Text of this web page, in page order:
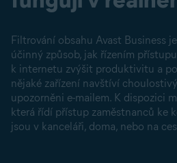
Filtrování obsahu Avast Business
účinný způsob, jak řízením
k internetu zvýšit produktivitu a
nějaké zařízení navštíví
upozorněni e-mailem. K dispozici
která řídí přístup zaměstnanců ke
jsou v kanceláři, doma, nebo na